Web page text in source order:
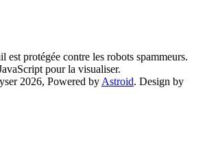
est protégée contre les robots spammeurs.
pour la visualiser.
2026, Powered by Astroid. Design by